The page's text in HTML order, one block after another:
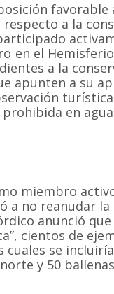
favorable
a la
en el Hemisferio
a la
apunten a su
turística
en
miembro
a no reanudar la
anunció
cientos de
se
y 50